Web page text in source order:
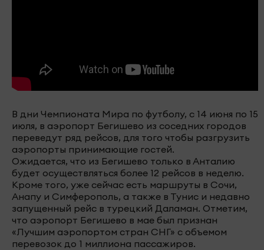
В дни Чемпионата Мира по футболу, с 14 июня по 15
июля, в аэропорт Бегишево из соседних городов
переведут ряд рейсов, для того чтобы разгрузить
аэропорты принимающие гостей.
Ожидается, что из Бегишево только в Анталию
будет осуществляться более 12 рейсов в неделю.
Кроме того, уже сейчас есть маршруты в Сочи,
Анапу и Симферополь, а также в Тунис и недавно
запущенный рейс в турецкий Даламан. Отметим,
что аэропорт Бегишево в мае был признан
«Лучшим аэропортом стран СНГ» с объемом
перевозок до 1 миллиона пассажиров.